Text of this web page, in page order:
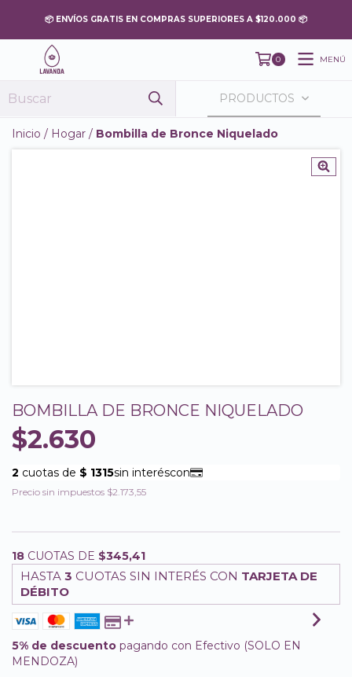
0 MENÚ
PRODUCTOS
Inicio / Hogar / Bombilla de Bronce Niquelado
BOMBILLA DE BRONCE NIQUELADO
$2.630
Precio sin impuestos $2.173,55
18 CUOTAS DE $345,41
HASTA 3 CUOTAS SIN INTERÉS CON TARJETA DE
DÉBITO
5% de descuento pagando con Efectivo (SOLO EN
MENDOZA)